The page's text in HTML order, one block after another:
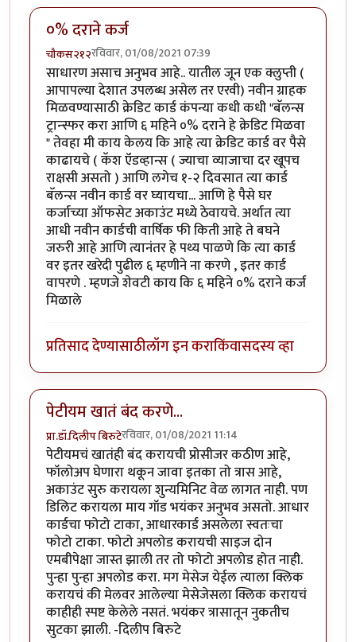
०% दराने कर्ज
चौकस२१२रविवार, 01/08/2021 07:39
साधारण असाच अनुभव आहे.. यातील जून एक क्लुप्ती (
आपापल्या देशात उपलब्ध असेल तर एरवी) नवीन ग्राहक
मिळवण्यासाठी क्रेडिट कार्ड कंपन्या कधी कधी "बॅलन्स
ट्रान्स्फर करा आणि ६ महिने ०% दराने हे क्रेडिट मिळवा
" तेवहा मी काय केलय कि आहे त्या क्रेडिट कार्ड वर पैसे
काढायचे ( कॅश ऍडव्हान्स ( ज्याचा व्याजाचा दर खूपच
राक्षसी असतो ) आणि लगेच १-२ दिवसात त्या कार्ड
बॅलन्स नवीन कार्ड वर घ्यायचा... आणि हे पैसे घर
कर्जाच्या ऑफसेट अकाउंट मध्ये ठेवायचे. अर्थात त्या
आधी नवीन कार्डची वार्षिक फी किती आहे ते बघने
जरुरी आहे आणि त्यानंतर हे पथ्य पाळणे कि त्या कार्ड
वर इतर खरेदी पुढील ६ म्हणीने ना करणे , इतर कार्ड
वापरणे . म्हणजे शेवटी काय कि ६ महिने ०% दराने कर्ज
मिळाले
प्रतिसाद देण्यासाठीलॉग इन कराकिंवासदस्य व्हा
पेटीयम खातं बंद करणे...
प्रा.डॉ.दिलीप बिरुटेरविवार, 01/08/2021 11:14
पेटीयमचं खातंही बंद करायची प्रोसीजर कठीण आहे,
फॉलोअप घेणारा थकून जावा इतका तो त्रास आहे,
अकाउंट सुरु करायला शुन्यमिनिट वेळ लागत नाही. पण
डिलिट करायला माय गॉड भयंकर अनुभव असतो. आधार
कार्डचा फोटो टाका, आधारकार्ड असलेला स्वतःचा
फोटो टाका. फोटो अपलोड करायची साइज दोन
एमबीपेक्षा जास्त झाली तर तो फोटो अपलोड होत नाही.
पुन्हा पुन्हा अपलोड करा. मग मेसेज येईल त्याला क्लिक
करायचं की मेलवर आलेल्या मेसेजेसला क्लिक करायचं
काहीही स्पष्ट केलेले नसतं. भयंकर त्रासातून नुकतीच
सुटका झाली. -दिलीप बिरुटे